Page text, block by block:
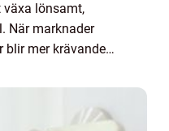
växa lönsamt,
När marknader
blir mer krävande
affärsutvecklin...